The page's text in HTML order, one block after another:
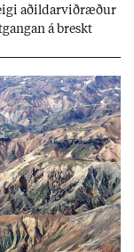
að­ild­ar­við­ræð­ur
á breskt